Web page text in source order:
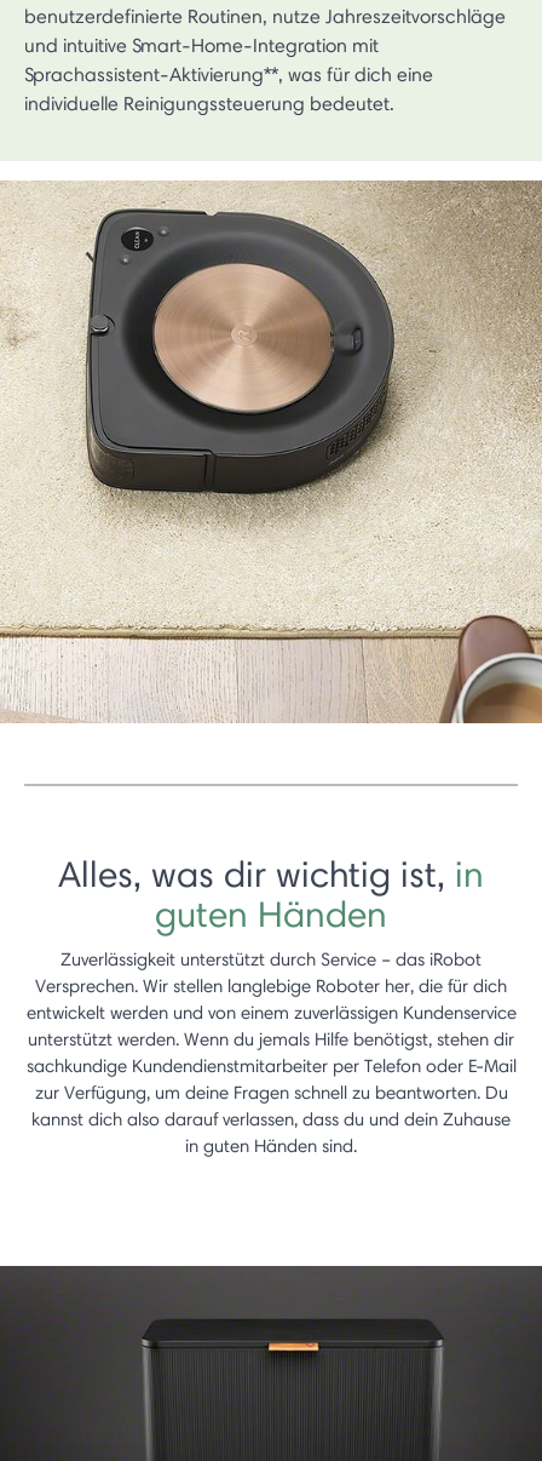
benutzerdefinierte Routinen, nutze Jahreszeitvorschläge
und intuitive Smart-Home-Integration mit
Sprachassistent-Aktivierung**, was für dich eine
individuelle Reinigungssteuerung bedeutet.
Alles, was dir wichtig ist, in
guten Händen
Zuverlässigkeit unterstützt durch Service – das iRobot
Versprechen. Wir stellen langlebige Roboter her, die für dich
entwickelt werden und von einem zuverlässigen Kundenservice
unterstützt werden. Wenn du jemals Hilfe benötigst, stehen dir
sachkundige Kundendienstmitarbeiter per Telefon oder E-Mail
zur Verfügung, um deine Fragen schnell zu beantworten. Du
kannst dich also darauf verlassen, dass du und dein Zuhause
in guten Händen sind.